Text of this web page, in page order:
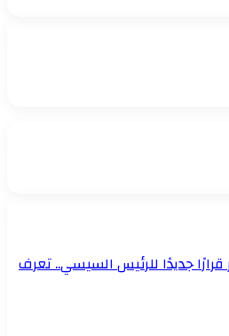
قرارًا جديدًا للرئيس السيسي.. تعرف